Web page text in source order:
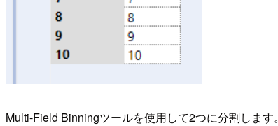
Multi-Field Binningツールを使用して2つに分割します。